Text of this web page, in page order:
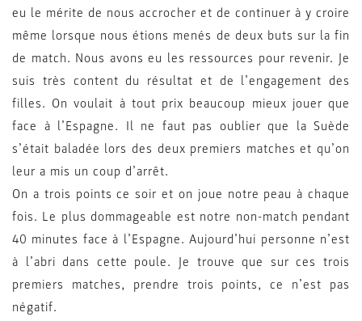
eu le mérite de nous accrocher et de continuer à y croire
même lorsque nous étions menés de deux buts sur la fin
de match. Nous avons eu les ressources pour revenir. Je
suis très content du résultat et de l’engagement des
filles. On voulait à tout prix beaucoup mieux jouer que
face à l’Espagne. Il ne faut pas oublier que la Suède
s’était baladée lors des deux premiers matches et qu’on
leur a mis un coup d’arrêt.
On a trois points ce soir et on joue notre peau à chaque
fois. Le plus dommageable est notre non-match pendant
40 minutes face à l’Espagne. Aujourd’hui personne n’est
à l’abri dans cette poule. Je trouve que sur ces trois
premiers matches, prendre trois points, ce n’est pas
négatif.